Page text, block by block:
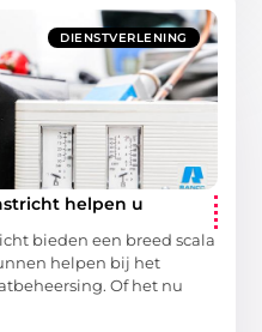
DIENSTVERLENING
helpen u
bieden een breed scala
helpen bij het
Of het nu